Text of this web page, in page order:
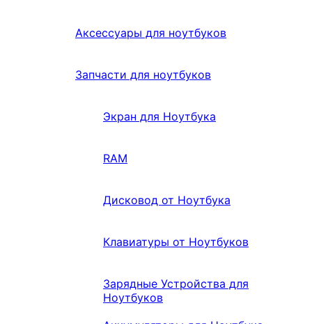
Аксессуары для ноутбуков
Запчасти для ноутбуков
Экран для Ноутбука
RAM
Дисковод от Ноутбука
Клавиатуры от Ноутбуков
Зарядные Устройства для
Ноутбуков